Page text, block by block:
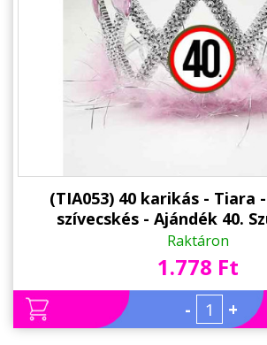
(TIA053) 40 karikás - Tiara
szívecskés - Ajándék 40.
Születésnapi Party
Raktáron
1.778 Ft
- +